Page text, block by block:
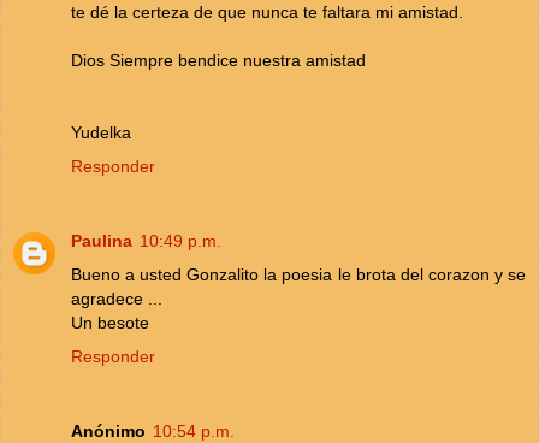
te dé la certeza de que nunca te faltara mi amistad.
Dios Siempre bendice nuestra amistad
Yudelka
Responder
Paulina 10:49 p.m.
Bueno a usted Gonzalito la poesia le brota del corazon y se
agradece ...
Un besote
Responder
Anónimo 10:54 p.m.